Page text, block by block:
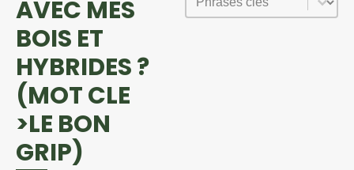
AVEC MES
BOIS ET
HYBRIDES ?
(MOT CLE
>LE BON
GRIP)